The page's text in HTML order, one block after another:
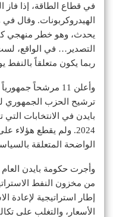
في قطاع الطاقة، إذا
الهيدروكربونات. وقال في
يحدث، وهو خطر منهجي
التصدير… في الواقع،
ربما يكون متعلقاً بالنفط
وأعلن 11 مرشحاً
ترشيح الحزب الجمهوري
2024. ولم يقطع
الواضحة المتعلقة
وأجرت حكومة بايدن
إطار استراتيجية لإعادة
الأسعار، والتغلب على